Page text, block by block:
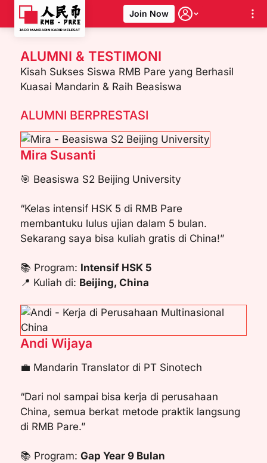
Skip
content
Join Now
ALUMNI & TESTIMONI
Kisah Sukses Siswa RMB Pare yang Berhasil
Kuasai Mandarin & Raih Beasiswa
ALUMNI BERPRESTASI
Mira Susanti
🎯 Beasiswa S2 Beijing University
“Kelas intensif HSK 5 di RMB Pare
membantuku lulus ujian dalam 5 bulan.
Sekarang saya bisa kuliah gratis di China!”
📚 Program: Intensif HSK 5
📍 Kuliah di: Beijing, China
Andi Wijaya
💼 Mandarin Translator di PT Sinotech
“Dari nol sampai bisa kerja di perusahaan
China, semua berkat metode praktik langsung
di RMB Pare.”
📚 Program: Gap Year 9 Bulan